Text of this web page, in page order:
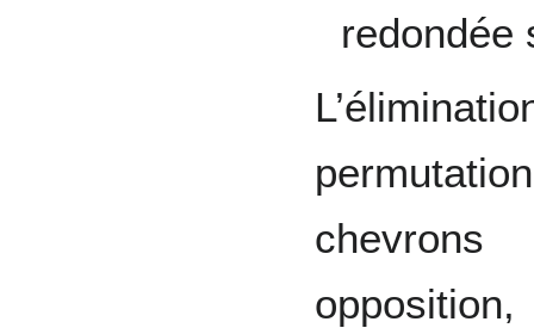
redondée